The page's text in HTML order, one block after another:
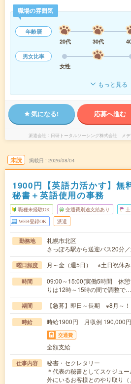
職場の雰囲気
年齢層
20代
30代
男女比率
女性
もっと見る
気になる! 応募へ進む
派遣会社 日研トータルソーシング株式会社 メ
未読 掲載日 2026/08/04
1900円【英語力活かす】無
秘書＋英語使用の事務
職種未経験OK 交通費別途支給あり
WEB登録OK 派遣
勤務地
札幌市北区
さっぽろ駅から送迎バス20分
曜日頻度 月～金（週5日） ※土日祝休み
時間
09:00～15:00(実働5時間 休憩
りは12時～15時の間で調整で…
期間 【急募】即日～長期 ※8月～！
時給 時給1900円 月収例 190,000
交通費
全額支給
仕事内容
秘書・セクレタリー
＊代表の秘書としてスケジュ
外にいるお客様とのやり取り